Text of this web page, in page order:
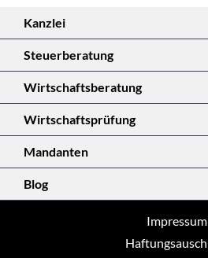
Kanzlei
Steuerberatung
Wirtschaftsberatung
Wirtschaftsprüfung
Mandanten
Blog
Impressum